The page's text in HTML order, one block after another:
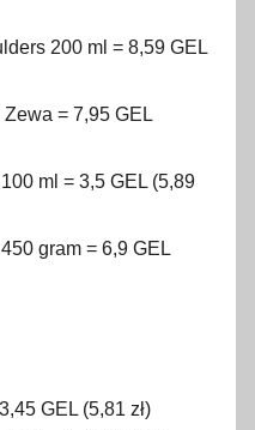
200 ml = 8,59 GEL
= 7,95 GEL
ml = 3,5 GEL (5,89
gram = 6,9 GEL
GEL (5,81 zł)